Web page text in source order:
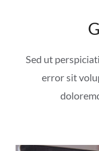
Sed ut
error sit